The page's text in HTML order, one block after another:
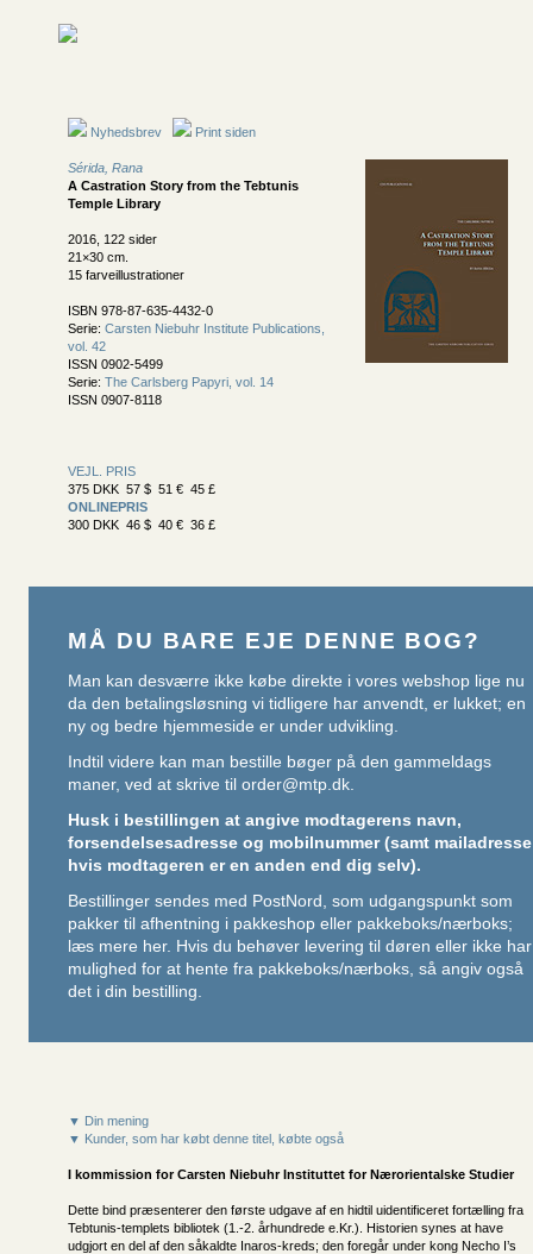
Nyhedsbrev Print siden
Sérida, Rana
A Castration Story from the Tebtunis
Temple Library
2016, 122 sider
21×30 cm.
15 farveillustrationer
ISBN 978-87-635-4432-0
Serie: Carsten Niebuhr Institute Publications,
vol. 42
ISSN 0902-5499
Serie: The Carlsberg Papyri, vol. 14
ISSN 0907-8118
VEJL. PRIS
375 DKK 57 $ 51 € 45 £
ONLINEPRIS
300 DKK 46 $ 40 € 36 £
MÅ DU BARE EJE DENNE BOG?
Man kan desværre ikke købe direkte i vores webshop lige nu
da den betalingsløsning vi tidligere har anvendt, er lukket; en
ny og bedre hjemmeside er under udvikling.
Indtil videre kan man bestille bøger på den gammeldags
maner, ved at skrive til order@mtp.dk.
Husk i bestillingen at angive modtagerens navn,
forsendelsesadresse og mobilnummer (samt mailadresse
hvis modtageren er en anden end dig selv).
Bestillinger sendes med PostNord, som udgangspunkt som
pakker til afhentning i pakkeshop eller pakkeboks/nærboks;
læs mere her. Hvis du behøver levering til døren eller ikke har
mulighed for at hente fra pakkeboks/nærboks, så angiv også
det i din bestilling.
▼ Din mening
▼ Kunder, som har købt denne titel, købte også
I kommission forCarsten Niebuhr Instituttet for Nærorientalske Studier
Dette bind præsenterer den første udgave af en hidtil uidentificeret fortælling fra
Tebtunis-templets bibliotek (1.-2. århundrede e.Kr.). Historien synes at have
udgjort en del af den såkaldte Inaros-kreds; den foregår under kong Necho I’s